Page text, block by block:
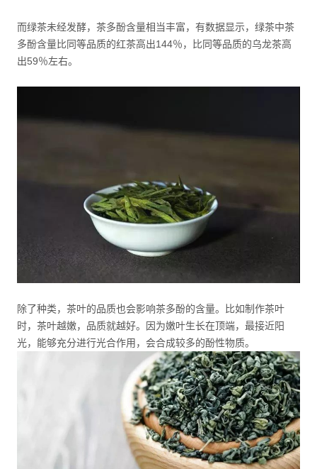
而绿茶未经发酵，茶多酚含量相当丰富，有数据显示，绿茶中茶
多酚含量比同等品质的红茶高出144％，比同等品质的乌龙茶高
出59％左右。
除了种类，茶叶的品质也会影响茶多酚的含量。比如制作茶叶
时，茶叶越嫩，品质就越好。因为嫩叶生长在顶端，最接近阳
光，能够充分进行光合作用，会合成较多的酚性物质。